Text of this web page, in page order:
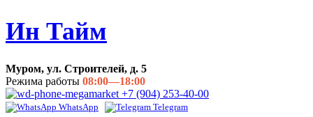
Ин Тайм
Муром, ул. Строителей, д. 5
Режима работы 08:00—18:00
+7 (904) 253-40-00
WhatsApp Telegram